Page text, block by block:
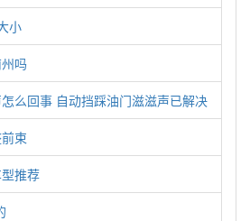
小
吗
么回事 自动挡踩油门滋滋声已解决
束
推荐